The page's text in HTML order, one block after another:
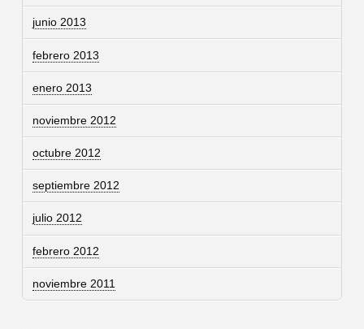
junio 2013
febrero 2013
enero 2013
noviembre 2012
octubre 2012
septiembre 2012
julio 2012
febrero 2012
noviembre 2011